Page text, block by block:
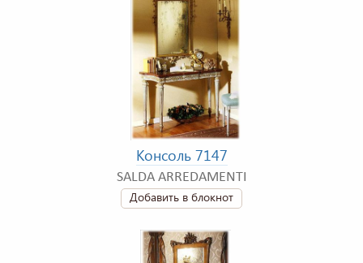
Консоль 7147
SALDA ARREDAMENTI
Добавить в блокнот